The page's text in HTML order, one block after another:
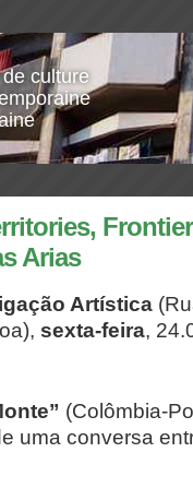
culture
Arias
Artística
sexta-feira,
(Colômbia-
uma conversa